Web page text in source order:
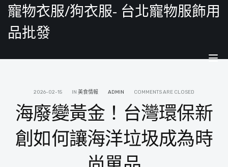
寵物衣服/狗衣服- 台北寵物服飾用
品批發
2026-02-15 IN 美食情報 ADMIN COMMENTS ARE CLOSED
海廢變黃金！台灣環保新
創如何讓海洋垃圾成為時